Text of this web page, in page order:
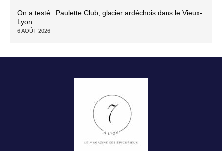
On a testé : Paulette Club, glacier ardéchois dans le Vieux-
Lyon
6 AOÛT 2026